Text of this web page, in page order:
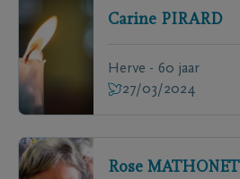
Carine PIRARD
Herve - 60 jaar
27/03/2024
Rose MATHONET